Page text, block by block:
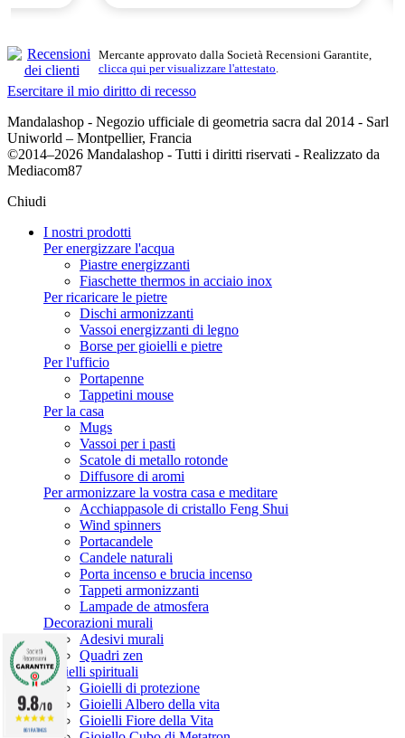
Mercante approvato dalla Società Recensioni Garantite,
clicca qui per visualizzare l'attestato.
Esercitare il mio diritto di recesso
Mandalashop - Negozio ufficiale di geometria sacra dal 2014 - Sarl
Uniworld – Montpellier, Francia
©2014–2026 Mandalashop - Tutti i diritti riservati - Realizzato da
Mediacom87
Cancella filtri
Prezzo
Triskele 19
Chiudi
I nostri prodotti
Per energizzare l'acqua
Piastre energizzanti
Fiaschette thermos in acciaio inox
Per ricaricare le pietre
Dischi armonizzanti
Vassoi energizzanti di legno
Borse per gioielli e pietre
Per l'ufficio
Portapenne
Tappetini mouse
Per la casa
Mugs
Vassoi per i pasti
Scatole di metallo rotonde
Diffusore di aromi
Per armonizzare la vostra casa e meditare
Acchiappasole di cristallo Feng Shui
Wind spinners
Portacandele
Candele naturali
Porta incenso e brucia incenso
Tappeti armonizzanti
Lampade de atmosfera
Decorazioni murali
Adesivi murali
Quadri zen
Gioielli spirituali
Gioielli di protezione
Gioielli Albero della vita
Gioielli Fiore della Vita
9.8/10
861 RATINGS